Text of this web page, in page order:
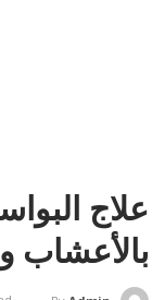
علاج
بالأعشاب